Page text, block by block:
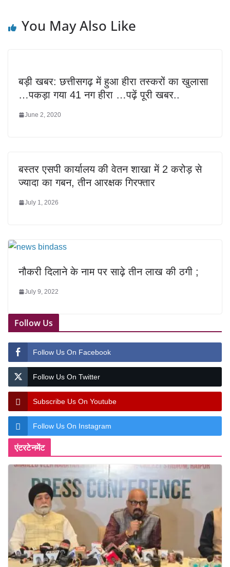
You May Also Like
बड़ी खबर: छत्तीसगढ़ में हुआ हीरा तस्करों का खुलासा
…पकड़ा गया 41 नग हीरा …पढ़ें पूरी खबर..
June 2, 2020
बस्तर एसपी कार्यालय की वेतन शाखा में 2 करोड़ से
ज्यादा का गबन, तीन आरक्षक गिरफ्तार
July 1, 2026
नौकरी दिलाने के नाम पर साढ़े तीन लाख की ठगी ;
July 9, 2022
Follow Us
Follow Us On Facebook
Follow Us On Twitter
Subscribe Us On Youtube
Follow Us On Instagram
एंटरटेनमेंट